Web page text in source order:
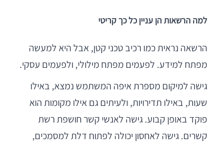
למה הרשאות הן עניין כל כך קריטי
הרשאה נראית כמו רכיב טכני קטן, אבל היא למעשה
מפתח למידע. לפעמים מפתח מילולי, ולפעמים עסקי.
גישה למיקום מספרת איפה המשתמש נמצא, באילו
שעות, באילו תדירויות, ולעיתים גם אילו מקומות הוא
פוקד באופן קבוע. גישה לאנשי קשר חושפת רשת
קשרים. גישה לאחסון יכולה לפתוח דלת למסמכים,